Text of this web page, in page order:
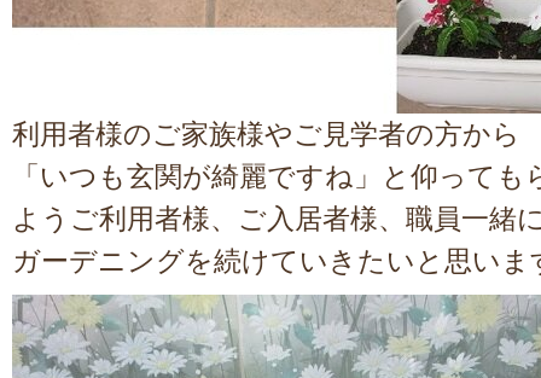
利用者様のご家族様やご見学者の方から
「いつも玄関が綺麗ですね」と仰っても
ようご利用者様、ご入居者様、職員一緒
ガーデニングを続けていきたいと思いま